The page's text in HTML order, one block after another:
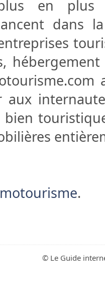
en plus
dans
aux
.
© Le Guide